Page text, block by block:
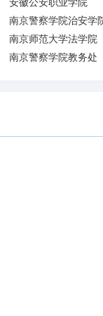
南京警察学院治安学
南京师范大学法学院
南京警察学院教务处